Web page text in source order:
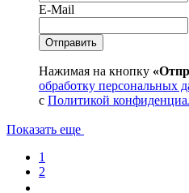
E-Mail
Нажимая на кнопку
обработку персональных
с Политикой
Показать еще
1
2